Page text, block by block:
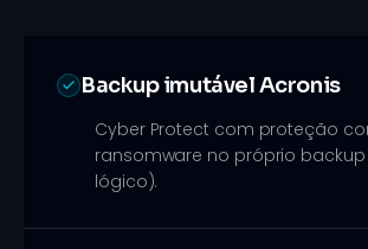
Backup imutável Acronis
Cyber Protect com proteção
ransomware no próprio
lógico).